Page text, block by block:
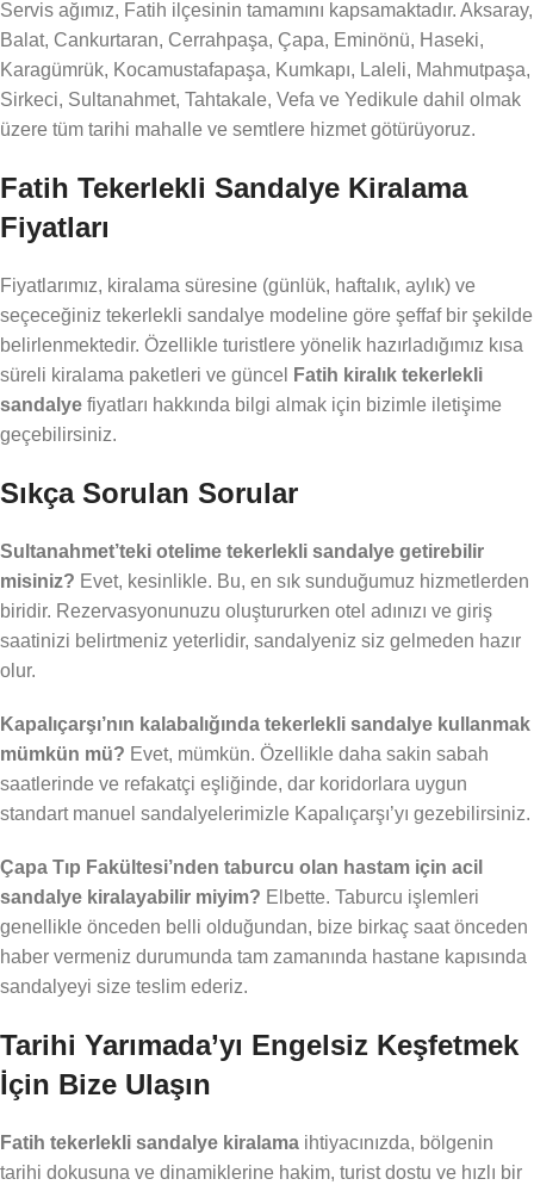
Servis ağımız, Fatih ilçesinin tamamını kapsamaktadır. Aksaray,
Balat, Cankurtaran, Cerrahpaşa, Çapa, Eminönü, Haseki,
Karagümrük, Kocamustafapaşa, Kumkapı, Laleli, Mahmutpaşa,
Sirkeci, Sultanahmet, Tahtakale, Vefa ve Yedikule dahil olmak
üzere tüm tarihi mahalle ve semtlere hizmet götürüyoruz.
Fatih Tekerlekli Sandalye Kiralama
Fiyatları
Fiyatlarımız, kiralama süresine (günlük, haftalık, aylık) ve
seçeceğiniz tekerlekli sandalye modeline göre şeffaf bir şekilde
belirlenmektedir. Özellikle turistlere yönelik hazırladığımız kısa
süreli kiralama paketleri ve güncel
Fatih kiralık tekerlekli
sandalye fiyatları hakkında bilgi almak için bizimle iletişime
geçebilirsiniz.
Sıkça Sorulan Sorular
Sultanahmet’teki otelime tekerlekli sandalye getirebilir
misiniz? Evet, kesinlikle. Bu, en sık sunduğumuz hizmetlerden
biridir. Rezervasyonunuzu oluştururken otel adınızı ve giriş
saatinizi belirtmeniz yeterlidir, sandalyeniz siz gelmeden hazır
olur.
Kapalıçarşı’nın kalabalığında tekerlekli sandalye kullanmak
mümkün mü? Evet, mümkün. Özellikle daha sakin sabah
saatlerinde ve refakatçi eşliğinde, dar koridorlara uygun
standart manuel sandalyelerimizle Kapalıçarşı’yı gezebilirsiniz.
Çapa Tıp Fakültesi’nden taburcu olan hastam için acil
sandalye kiralayabilir miyim? Elbette. Taburcu işlemleri
genellikle önceden belli olduğundan, bize birkaç saat önceden
haber vermeniz durumunda tam zamanında hastane kapısında
sandalyeyi size teslim ederiz.
Tarihi Yarımada’yı Engelsiz Keşfetmek
İçin Bize Ulaşın
Fatih tekerlekli sandalye kiralama ihtiyacınızda, bölgenin
tarihi dokusuna ve dinamiklerine hakim, turist dostu ve hızlı bir